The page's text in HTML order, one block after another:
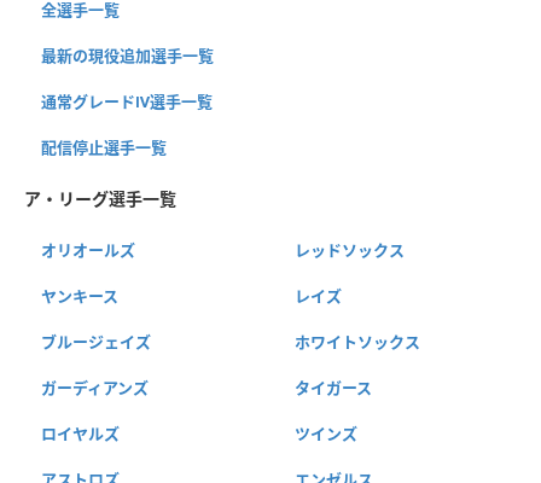
全選手一覧
最新の現役追加選手一覧
通常グレードⅣ選手一覧
配信停止選手一覧
ア・リーグ選手一覧
オリオールズ レッドソックス
ヤンキース レイズ
ブルージェイズ ホワイトソックス
ガーディアンズ タイガース
ロイヤルズ ツインズ